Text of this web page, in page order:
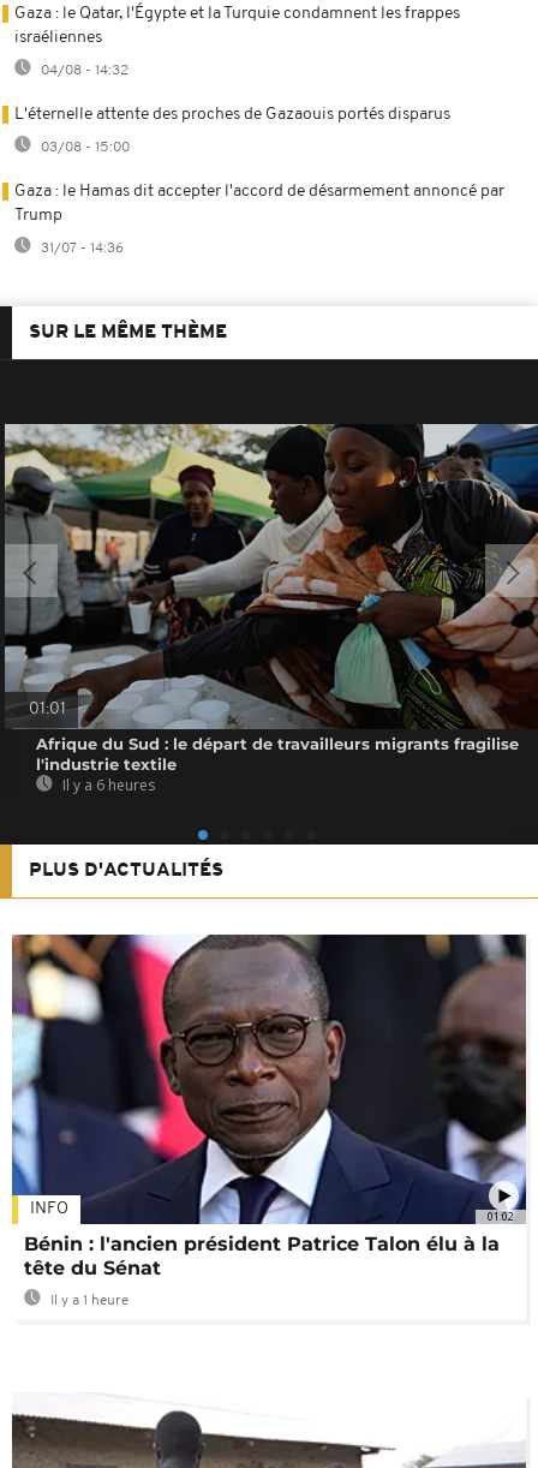
Gaza : le Qatar, l'Égypte et la Turquie condamnent les frappes
israéliennes
04/08 - 14:32
L'éternelle attente des proches de Gazaouis portés disparus
03/08 - 15:00
Gaza : le Hamas dit accepter l'accord de désarmement annoncé par
Trump
31/07 - 14:36
SUR LE MÊME THÈME
01:01
Afrique du Sud : le départ de travailleurs migrants fragilise
l'industrie textile
Il y a 6 heures
PLUS D'ACTUALITÉS
01:02
INFO
Bénin : l'ancien président Patrice Talon élu à la
tête du Sénat
Il y a 1 heure